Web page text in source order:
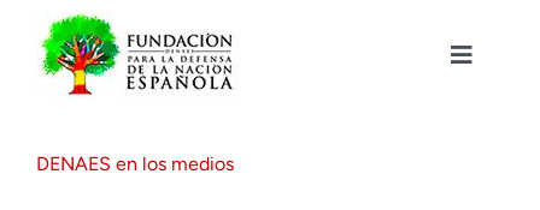
contenido
Toggle
DENAES en los medios